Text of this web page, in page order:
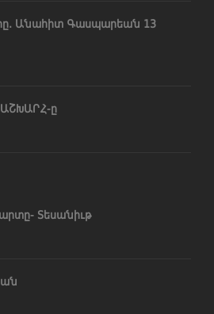
Անահիտ Գասպարեան 13
ը
Տեսանիւթ